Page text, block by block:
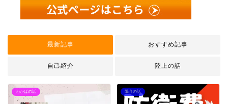
最新記事 おすすめ記事
自己紹介 陸上の話
わかばの話 陽介の話